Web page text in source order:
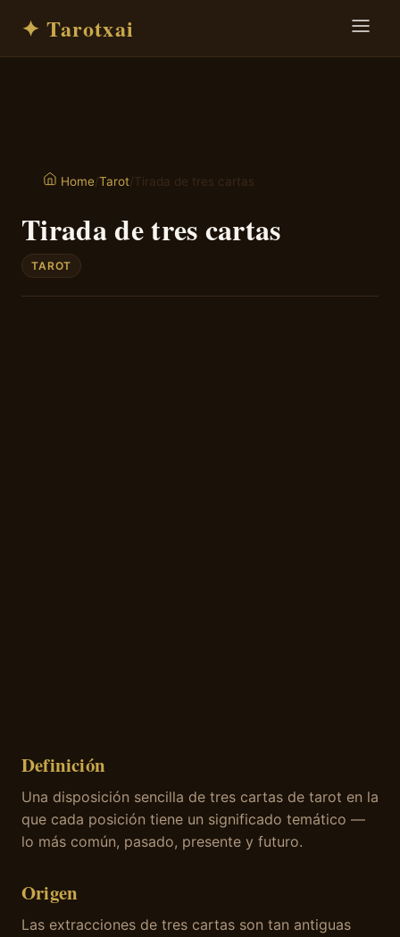
✦ Tarotxai
Home/Tarot/Tirada de tres cartas
Tirada de tres cartas
TAROT
Definición
Una disposición sencilla de tres cartas de tarot en la
que cada posición tiene un significado temático —
lo más común, pasado, presente y futuro.
Origen
Las extracciones de tres cartas son tan antiguas